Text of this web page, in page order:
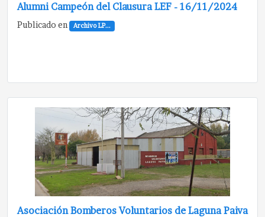
Alumni Campeón del Clausura LEF - 16/11/2024
Publicado en Archivo LP...
Asociación Bomberos Voluntarios de Laguna Paiva